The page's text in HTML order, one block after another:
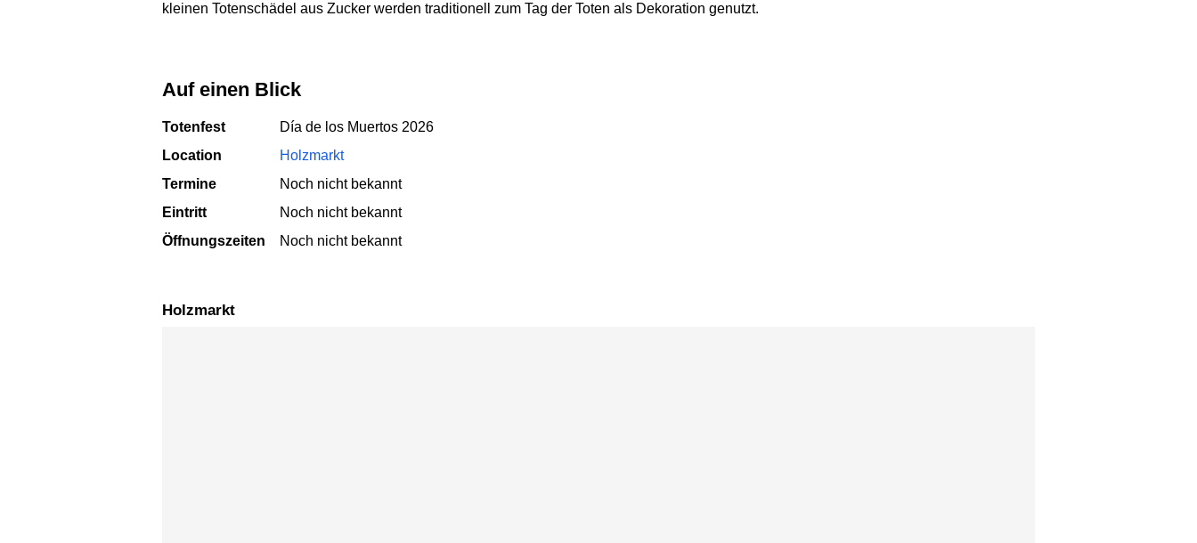
kleinen Totenschädel aus Zucker werden traditionell zum Tag der Toten als Dekoration genutzt.
Auf einen Blick
Totenfest
Día de los Muertos 2026
Location
Holzmarkt
Termine
Noch nicht bekannt
Eintritt
Noch nicht bekannt
Öffnungszeiten
Noch nicht bekannt
Holzmarkt